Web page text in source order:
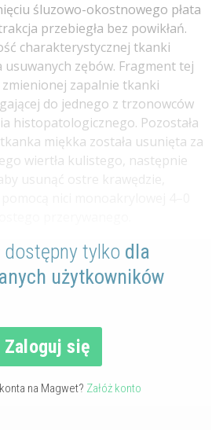
śluzowo-okostnowego płata
przebiegła bez powikłań.
charakterystycznej tkanki
usuwanych zębów. Fragment tej
zapalnie tkanki
do jednego z trzonowców
histopatologicznego. Pozostała
miękka została usunięta za
wiertła kulistego, następnie
usunąć ostre krawędzie,
dostępny tylko dla
użytkowników
Zaloguj się
na Magwet? Załóż konto